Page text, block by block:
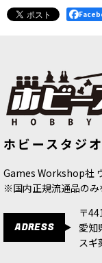
テック・サークル 日本語
ホビースタジ
Games Workshop社
※国内正規流通品のみ
ADRESS
〒
愛知
スギ